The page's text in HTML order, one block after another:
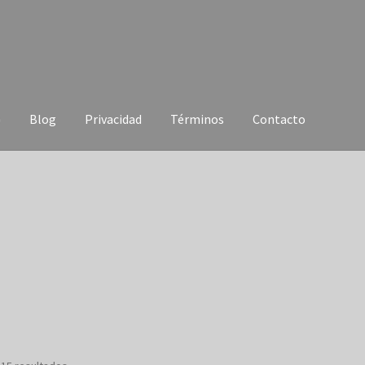
Blog Privacidad Términos Contacto